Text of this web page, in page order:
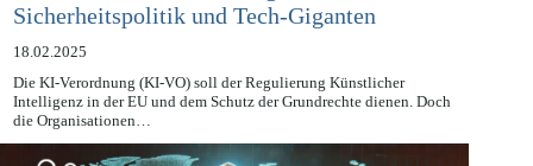
Ausnahmen der KI-VO zugunsten
Sicherheitspolitik und Tech-Giganten
18.02.2025
Die KI-Verordnung (KI-VO) soll der Regulierung Künstlicher
Intelligenz in der EU und dem Schutz der Grundrechte dienen. Doch
die Organisationen…